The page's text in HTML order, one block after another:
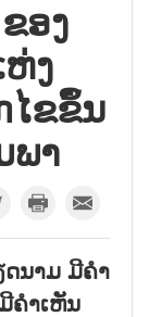
ອງ​
ງ​
ໄຂຂຶ້ນ​
ພາ
ນາມ ມີຄຳ
ຄຳເຫັນ